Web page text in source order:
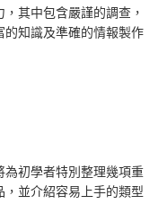
其中包含嚴謹的調查，
知識及準確的情報製作
初學者特別整理幾項重
並介紹容易上手的類型